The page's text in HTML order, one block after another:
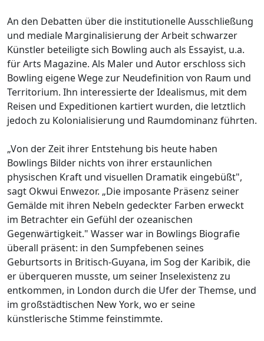
An den Debatten über die institutionelle Ausschließung
und mediale Marginalisierung der Arbeit schwarzer
Künstler beteiligte sich Bowling auch als Essayist, u.a.
für Arts Magazine. Als Maler und Autor erschloss sich
Bowling eigene Wege zur Neudefinition von Raum und
Territorium. Ihn interessierte der Idealismus, mit dem
Reisen und Expeditionen kartiert wurden, die letztlich
jedoch zu Kolonialisierung und Raumdominanz führten.
„Von der Zeit ihrer Entstehung bis heute haben
Bowlings Bilder nichts von ihrer erstaunlichen
physischen Kraft und visuellen Dramatik eingebüßt",
sagt Okwui Enwezor. „Die imposante Präsenz seiner
Gemälde mit ihren Nebeln gedeckter Farben erweckt
im Betrachter ein Gefühl der ozeanischen
Gegenwärtigkeit." Wasser war in Bowlings Biografie
überall präsent: in den Sumpfebenen seines
Geburtsorts in Britisch-Guyana, im Sog der Karibik, die
er überqueren musste, um seiner Inselexistenz zu
entkommen, in London durch die Ufer der Themse, und
im großstädtischen New York, wo er seine
künstlerische Stimme feinstimmte.